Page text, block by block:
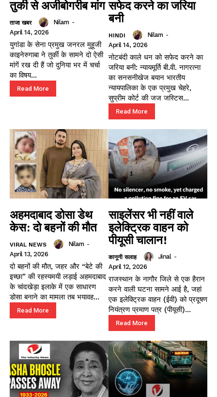
तुर्की से अजीबोगरीब मांग
ताजा खबर Nilam -
April 14, 2026
युगांडा के सेना प्रमुख जनरल मुहूजी
काइनेरुगाबा ने तुर्की के सामने दो ऐसी
मांगें रख दी हैं जो दुनिया भर में चर्चा
का विषय...
Read More
सफेद करने का जरिया
बनी
HINDI Nilam -
April 14, 2026
नोटबंदी काले धन को सफेद करने का
जरिया बनी: न्यायमूर्ति बी.वी. नागरत्ना
का सनसनीखेज बयान भारतीय
न्यायपालिका के एक प्रमुख चेहरे,
सुप्रीम कोर्ट की जज जस्टिस...
Read More
अहमदाबाद डोसा डेथ
केस: दो बहनों की मौत
VIRAL NEWS Nilam -
April 13, 2026
दो बहनों की मौत, जहर और “बेटे की
इच्छा” की रहस्यमयी लड़ाई अहमदाबाद
के चांदखेड़ा इलाके में एक साधारण
डोसा बनाने का मामला तब भयावह...
Read More
साइलेंसर भी नहीं वाले
इलेक्ट्रिक वाहन को
पीयूसी चालान!
कानूनी सलाह Jinal -
April 12, 2026
राजस्थान के नागौर जिले से एक हैरान
करने वाली घटना सामने आई है, जहां
एक इलेक्ट्रिक वाहन (ईवी) को प्रदूषण
नियंत्रण प्रमाण पत्र (पीयूसी)...
Read More